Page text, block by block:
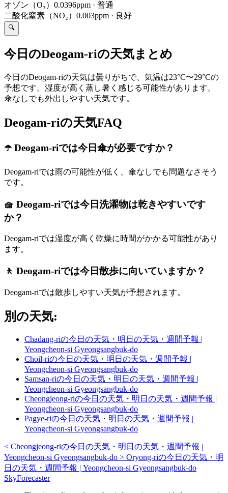
オゾン（O₃） 0.0396ppm · 普通
二酸化窒素（NO₂） 0.003ppm · 良好
🔍
今日のDeogam-riの天気まとめ
今日のDeogam-riの天気は曇りがちで、気温は23°C〜29°Cの
予想です。湿度が高く蒸し暑く感じる可能性があります。
傘なしでも外出しやすい天気です。
Deogam-riの天気FAQ
☂️ Deogam-riでは今日傘が必要ですか？
Deogam-riでは雨の可能性が低く、傘なしでも問題なさそう
です。
🧺 Deogam-riでは今日洗濯物は乾きやすいです
か？
Deogam-riでは湿度が高く乾燥に時間がかかる可能性があり
ます。
🚶 Deogam-riでは今日散歩に向いていますか？
Deogam-riでは散歩しやすい天気が予想されます。
別の天気:
Chadang-riの今日の天気・明日の天気・週間予報 |
Yeongcheon-si Gyeongsangbuk-do
Choil-riの今日の天気・明日の天気・週間予報 |
Yeongcheon-si Gyeongsangbuk-do
Samsan-riの今日の天気・明日の天気・週間予報 |
Yeongcheon-si Gyeongsangbuk-do
Cheongjeong-riの今日の天気・明日の天気・週間予報 |
Yeongcheon-si Gyeongsangbuk-do
Pagye-riの今日の天気・明日の天気・週間予報 |
Yeongcheon-si Gyeongsangbuk-do
< Cheongjeong-riの今日の天気・明日の天気・週間予報 |
Yeongcheon-si Gyeongsangbuk-do > Oryong-riの今日の天気・明
日の天気・週間予報 | Yeongcheon-si Gyeongsangbuk-do
SkyForecaster